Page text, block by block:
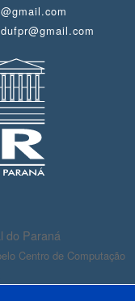
do Paraná
Centro de Computação